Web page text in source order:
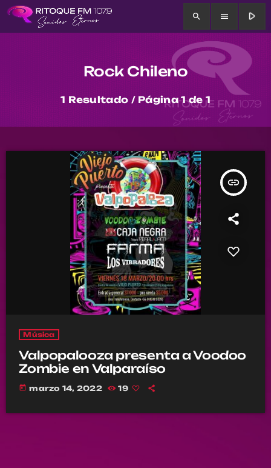
search menu play_arrow
Rock Chileno
1 Resultado / Página 1 de 1
insert_link
Música
Valpopalooza presenta a Voodoo
Zombie en Valparaíso
today marzo 14, 2022 19